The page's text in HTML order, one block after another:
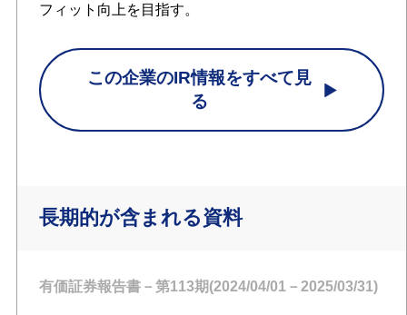
フィット向上を目指す。
この企業のIR情報をすべて見
る
長期的が含まれる資料
有価証券報告書－第113期(2024/04/01－2025/03/31)